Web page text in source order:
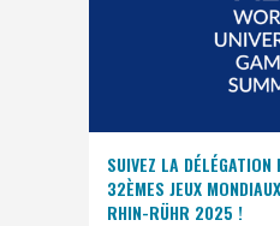
SUIVEZ LA DÉLÉGATION
32ÈMES JEUX
RHIN-RÜHR 2025 !